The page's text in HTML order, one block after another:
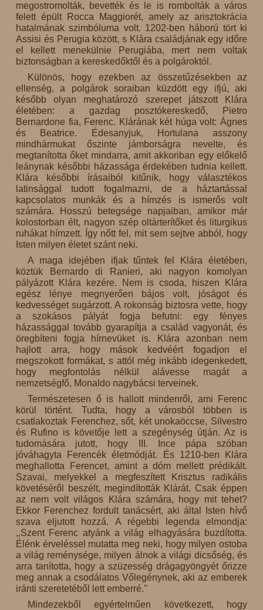
megostromolták, bevették és le is rombolták a város
felett épült Rocca Maggiorét, amely az arisztokrácia
hatalmának szimbóluma volt. 1202-ben háború tört ki
Assisi és Perugia között, s Klára családjának egy időre
el kellett menekülnie Perugiába, mert nem voltak
biztonságban a kereskedőktől és a polgároktól.
Különös, hogy ezekben az összetűzésekben az
ellenség, a polgárok soraiban küzdött egy ifjú, aki
később olyan meghatározó szerepet játszott Klára
életében: a gazdag posztókereskedő, Pietro
Bernardone fia, Ferenc. Klárának két húga volt: Ágnes
és Beatrice. Édesanyjuk, Hortulana asszony
mindhármukat őszinte jámborságra nevelte, és
megtanította őket mindarra, amit akkoriban egy előkelő
leánynak későbbi házassága érdekében tudnia kellett.
Klára későbbi írásaiból kitűnik, hogy választékos
latinsággal tudott fogalmazni, de a háztartással
kapcsolatos munkák és a hímzés is ismerős volt
számára. Hosszú betegsége napjaiban, amikor már
kolostorban élt, nagyon szép oltárterítőket és liturgikus
ruhákat hímzett. Így nőtt fel, mit sem sejtve abból, hogy
Isten milyen életet szánt neki.
A maga idejében ifjak tűntek fel Klára életében,
köztük Bernardo di Ranieri, aki nagyon komolyan
pályázott Klára kezére. Nem is csoda, hiszen Klára
egész lénye megnyerően bájos volt, jóságot és
kedvességet sugárzott. A rokonság biztosra vette, hogy
a szokásos pályát fogja befutni: egy fényes
házassággal tovább gyarapítja a család vagyonát, és
öregbíteni fogja hírnevüket is. Klára azonban nem
hajlott arra, hogy mások kedvéért fogadjon el
megszokott formákat, s attól még inkább idegenkedett,
hogy megfontolás nélkül alávesse magát a
nemzetségfő, Monaldo nagybácsi terveinek.
Természetesen ő is hallott mindenről, ami Ferenc
körül történt. Tudta, hogy a városból többen is
csatlakoztak Ferenchez, sőt, két unokaöccse, Silvestro
és Rufino is követője lett a szegénység útján. Az is
tudomására jutott, hogy III. Ince pápa szóban
jóváhagyta Ferencék életmódját. És 1210-ben Klára
meghallotta Ferencet, amint a dóm mellett prédikált.
Szavai, melyekkel a megfeszített Krisztus radikális
követéséről beszélt, megindították Klárát. Csak éppen
az nem volt világos Klára számára, hogy mit tehet?
Ekkor Ferenchez fordult tanácsért, aki által Isten hívő
szava eljutott hozzá. A régebbi legenda elmondja:
,,Szent Ferenc atyánk a világ elhagyására buzdította.
Élénk érveléssel mutatta meg neki, hogy milyen ostoba
a világ reménysége, milyen álnok a világi dicsőség, és
arra tanította, hogy a szüzesség drágagyöngyét őrizze
meg annak a csodálatos Vőlegénynek, aki az emberek
iránti szeretetéből lett emberré.''
Mindezekből egyértelműen következett, hogy